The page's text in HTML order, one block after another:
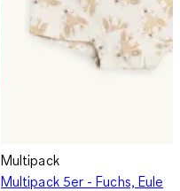
Multipack
Multipack 5er - Fuchs, Eule